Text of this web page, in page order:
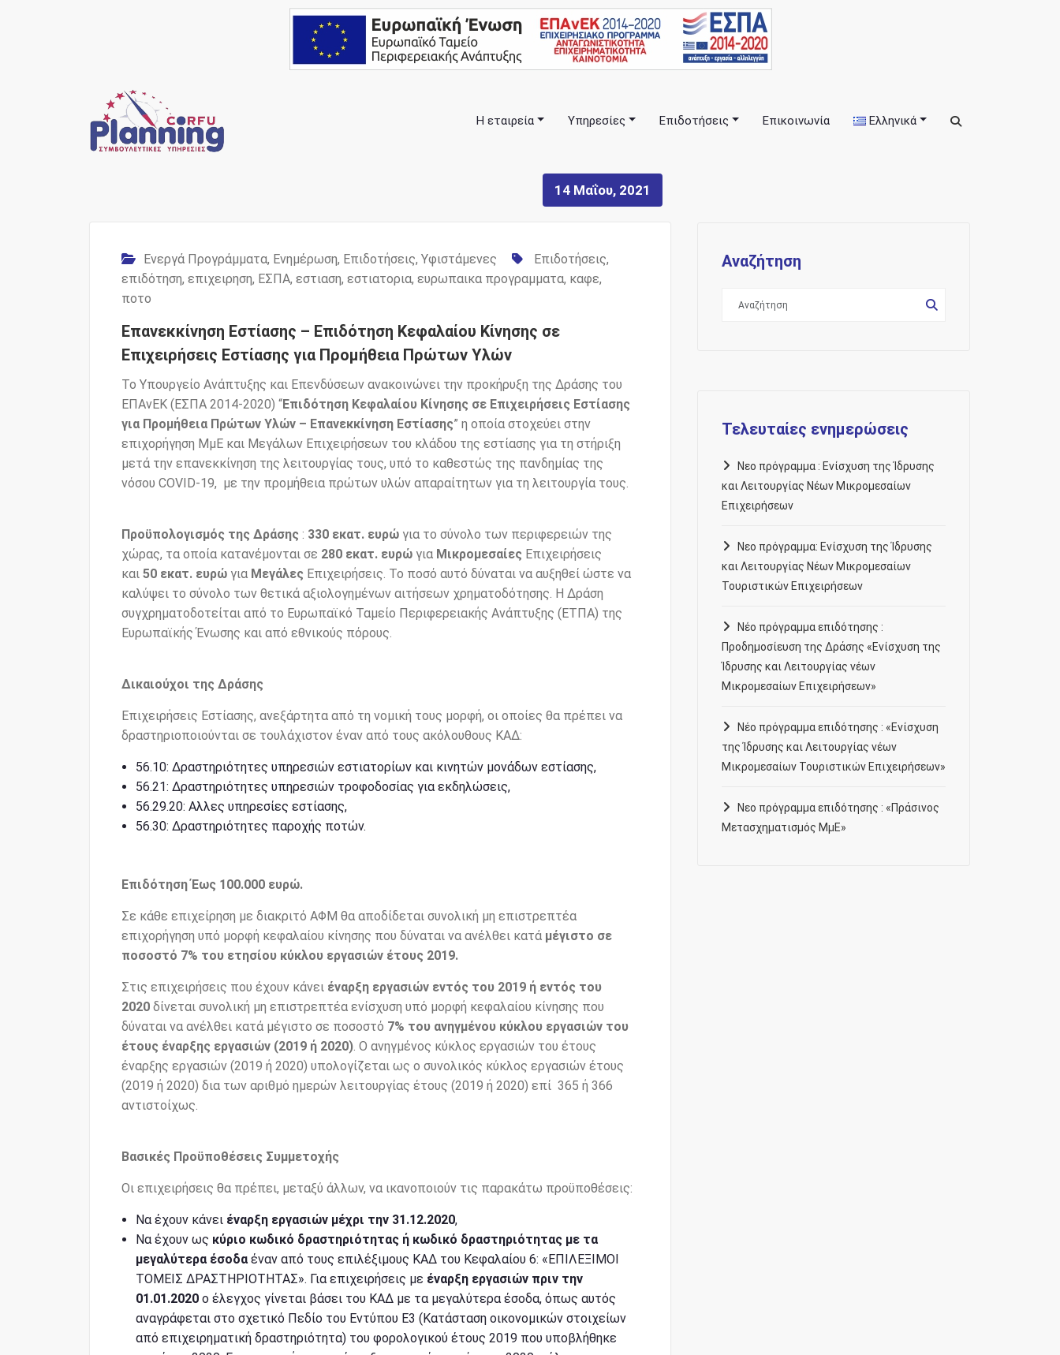
Ένας Σύμβουλος, δίπλα σας… ΕΣΠΑ Κέρκυρα, Σύμβουλοι Επιχειρήσεων, Επιδοτήσεις
Η εταιρεία Υπηρεσίες Επιδοτήσεις Επικοινωνία Ελληνικά
14 Μαΐου, 2021
Ενεργά Προγράμματα, Ενημέρωση, Επιδοτήσεις, Υφιστάμενες Επιδοτήσεις,
επιδότηση, επιχειρηση, ΕΣΠΑ, εστιαση, εστιατορια, ευρωπαικα προγραμματα, καφε,
ποτο
Επανεκκίνηση Εστίασης – Επιδότηση Κεφαλαίου Κίνησης σε
Επιχειρήσεις Εστίασης για Προμήθεια Πρώτων Υλών
Το Υπουργείο Ανάπτυξης και Επενδύσεων ανακοινώνει την προκήρυξη της Δράσης του
ΕΠΑνΕΚ (ΕΣΠΑ 2014-2020) “Επιδότηση Κεφαλαίου Κίνησης σε Επιχειρήσεις Εστίασης
για Προμήθεια Πρώτων Υλών – Επανεκκίνηση Εστίασης” η οποία στοχεύει στην
επιχορήγηση ΜμΕ και Μεγάλων Επιχειρήσεων του κλάδου της εστίασης για τη στήριξη
μετά την επανεκκίνηση της λειτουργίας τους, υπό το καθεστώς της πανδημίας της
νόσου COVID-19, με την προμήθεια πρώτων υλών απαραίτητων για τη λειτουργία τους.
Προϋπολογισμός της Δράσης : 330 εκατ. ευρώ για το σύνολο των περιφερειών της
χώρας, τα οποία κατανέμονται σε 280 εκατ. ευρώ για Μικρομεσαίες Επιχειρήσεις
και 50 εκατ. ευρώ για Μεγάλες Επιχειρήσεις. Το ποσό αυτό δύναται να αυξηθεί ώστε να
καλύψει το σύνολο των θετικά αξιολογημένων αιτήσεων χρηματοδότησης. Η Δράση
συγχρηματοδοτείται από το Ευρωπαϊκό Ταμείο Περιφερειακής Ανάπτυξης (ΕΤΠΑ) της
Ευρωπαϊκής Ένωσης και από εθνικούς πόρους.
Δικαιούχοι της Δράσης
Επιχειρήσεις Εστίασης, ανεξάρτητα από τη νομική τους μορφή, οι οποίες θα πρέπει να
δραστηριοποιούνται σε τουλάχιστον έναν από τους ακόλουθους ΚΑΔ:
56.10: Δραστηριότητες υπηρεσιών εστιατορίων και κινητών μονάδων εστίασης,
56.21: Δραστηριότητες υπηρεσιών τροφοδοσίας για εκδηλώσεις,
56.29.20: Αλλες υπηρεσίες εστίασης,
56.30: Δραστηριότητες παροχής ποτών.
Επιδότηση Έως 100.000 ευρώ.
Σε κάθε επιχείρηση με διακριτό ΑΦΜ θα αποδίδεται συνολική μη επιστρεπτέα
επιχορήγηση υπό μορφή κεφαλαίου κίνησης που δύναται να ανέλθει κατά μέγιστο σε
ποσοστό 7% του ετησίου κύκλου εργασιών έτους 2019.
Στις επιχειρήσεις που έχουν κάνει έναρξη εργασιών εντός του 2019 ή εντός του
2020 δίνεται συνολική μη επιστρεπτέα ενίσχυση υπό μορφή κεφαλαίου κίνησης που
δύναται να ανέλθει κατά μέγιστο σε ποσοστό 7% του ανηγμένου κύκλου εργασιών του
έτους έναρξης εργασιών (2019 ή 2020). Ο ανηγμένος κύκλος εργασιών του έτους
έναρξης εργασιών (2019 ή 2020) υπολογίζεται ως ο συνολικός κύκλος εργασιών έτους
(2019 ή 2020) δια των αριθμό ημερών λειτουργίας έτους (2019 ή 2020) επί 365 ή 366
αντιστοίχως.
Βασικές Προϋποθέσεις Συμμετοχής
Οι επιχειρήσεις θα πρέπει, μεταξύ άλλων, να ικανοποιούν τις παρακάτω προϋποθέσεις:
Να έχουν κάνει έναρξη εργασιών μέχρι την 31.12.2020,
Να έχουν ως κύριο κωδικό δραστηριότητας ή κωδικό δραστηριότητας με τα
μεγαλύτερα έσοδα έναν από τους επιλέξιμους ΚΑΔ του Κεφαλαίου 6: «ΕΠΙΛΕΞΙΜΟΙ
ΤΟΜΕΙΣ ΔΡΑΣΤΗΡΙΟΤΗΤΑΣ». Για επιχειρήσεις με έναρξη εργασιών πριν την
01.01.2020 ο έλεγχος γίνεται βάσει του ΚΑΔ με τα μεγαλύτερα έσοδα, όπως αυτός
αναγράφεται στο σχετικό Πεδίο του Εντύπου Ε3 (Κατάσταση οικονομικών στοιχείων
από επιχειρηματική δραστηριότητα) του φορολογικού έτους 2019 που υποβλήθηκε
Αναζήτηση
Τελευταίες ενημερώσεις
Νεο πρόγραμμα : Ενίσχυση της Ίδρυσης
και Λειτουργίας Νέων Μικρομεσαίων
Επιχειρήσεων
Νεο πρόγραμμα: Ενίσχυση της Ίδρυσης
και Λειτουργίας Νέων Μικρομεσαίων
Τουριστικών Επιχειρήσεων
Νέο πρόγραμμα επιδότησης :
Προδημοσίευση της Δράσης «Ενίσχυση της
Ίδρυσης και Λειτουργίας νέων
Μικρομεσαίων Επιχειρήσεων»
Νέο πρόγραμμα επιδότησης : «Ενίσχυση
της Ίδρυσης και Λειτουργίας νέων
Μικρομεσαίων Τουριστικών Επιχειρήσεων»
Νεο πρόγραμμα επιδότησης : «Πράσινος
Μετασχηματισμός ΜμΕ»